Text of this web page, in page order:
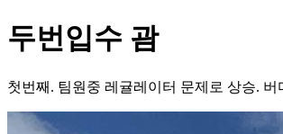
두번입수 괌
첫번째. 팀원중 레귤레이터 문제로 상승. 버